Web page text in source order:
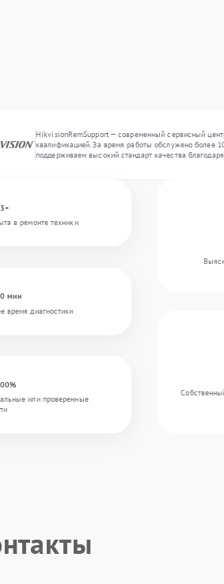
HikvisionRemSupport — современный сервисный
квалификацией. За время работы обслужено более
поддерживаем высокий стандарт качества
в ремонте техники
мин
время диагностики
или проверенные